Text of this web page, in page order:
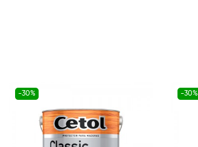
-30% -30%